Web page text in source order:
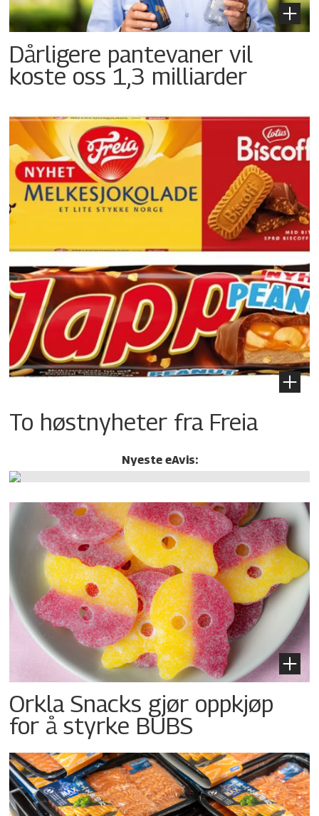
Dårligere pantevaner vil
koste oss 1,3 milliarder
To høstnyheter fra Freia
Nyeste eAvis:
Orkla Snacks gjør oppkjøp
for å styrke BUBS